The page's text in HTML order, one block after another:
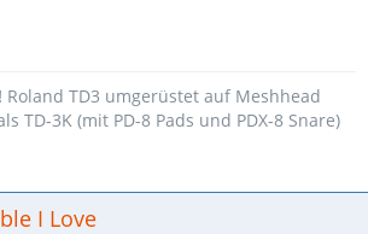
Roland TD3 umgerüstet auf Meshhead
TD-3K (mit PD-8 Pads und PDX-8 Snare)
I Love